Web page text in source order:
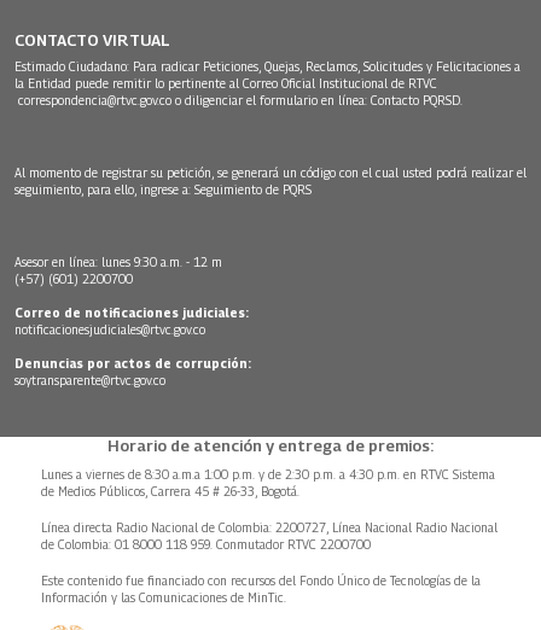
CONTACTO VIRTUAL
Estimado Ciudadano: Para radicar Peticiones, Quejas, Reclamos, Solicitudes y Felicitaciones a
la Entidad puede remitir lo pertinente al Correo Oficial Institucional de RTVC
correspondencia@rtvc.gov.co o diligenciar el formulario en línea: Contacto PQRSD.
Al momento de registrar su petición, se generará un código con el cual usted podrá realizar el
seguimiento, para ello, ingrese a: Seguimiento de PQRS
Asesor en línea: lunes 9:30 a.m. - 12 m
(+57) (601) 2200700
Correo de notificaciones judiciales:
notificacionesjudiciales@rtvc.gov.co
Denuncias por actos de corrupción:
soytransparente@rtvc.gov.co
Horario de atención y entrega de premios:
Lunes a viernes de 8:30 a.m.a 1:00 p.m. y de 2:30 p.m. a 4:30 p.m. en RTVC Sistema
de Medios Públicos, Carrera 45 # 26-33, Bogotá.
Línea directa Radio Nacional de Colombia: 2200727, Línea Nacional Radio Nacional
de Colombia: 01 8000 118 959. Conmutador RTVC 2200700
Este contenido fue financiado con recursos del Fondo Único de Tecnologías de la
Información y las Comunicaciones de MinTic.